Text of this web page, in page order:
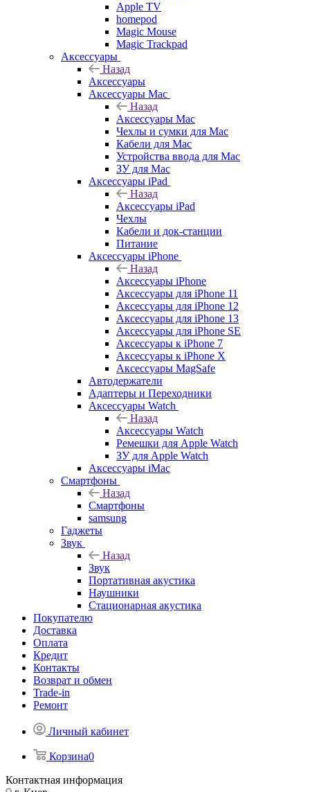
Apple TV
homepod
Magic Mouse
Magic Trackpad
Аксессуары
Назад
Аксессуары
Аксессуары Mac
Назад
Аксессуары Mac
Чехлы и сумки для Mac
Кабели для Mac
Устройства ввода для Mac
ЗУ для Mac
Аксессуары iPad
Назад
Аксессуары iPad
Чехлы
Кабели и док-станции
Питание
Аксессуары iPhone
Назад
Аксессуары iPhone
Аксессуары для iPhone 11
Аксессуары для iPhone 12
Аксессуары для iPhone 13
Аксессуары для iPhone SE
Аксессуары к iPhone 7
Аксессуары к iPhone X
Аксессуары MagSafe
Автодержатели
Адаптеры и Переходники
Аксессуары Watch
Назад
Аксессуары Watch
Ремешки для Apple Watch
ЗУ для Apple Watch
Аксессуары iMac
Смартфоны
Назад
Смартфоны
samsung
Гаджеты
Звук
Назад
Звук
Портативная акустика
Наушники
Стационарная акустика
Покупателю
Доставка
Оплата
Кредит
Контакты
Возврат и обмен
Trade-in
Ремонт
Личный кабинет
Корзина0
Контактная информация